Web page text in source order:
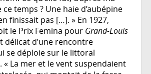
temps ? Une haie d’aubépine
finissait pas […]. » En 1927,
le Prix Femina pour Grand-Louis
délicat d’une rencontre
se déploie sur le littoral
La mer et le vent suspendaient